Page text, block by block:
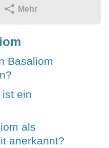
Mehr
Basaliom
ein
als
anerkannt?